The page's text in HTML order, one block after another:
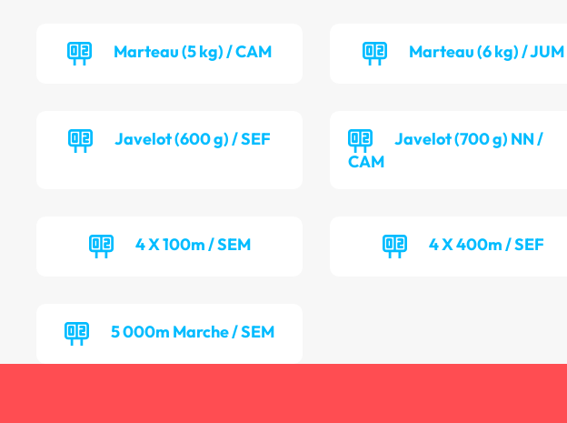
Marteau (5 kg) / CAM Marteau (6 kg) / JUM
Javelot (600 g) / SEF
Javelot (700 g) NN /
CAM
4 X 100m / SEM 4 X 400m / SEF
5 000m Marche / SEM